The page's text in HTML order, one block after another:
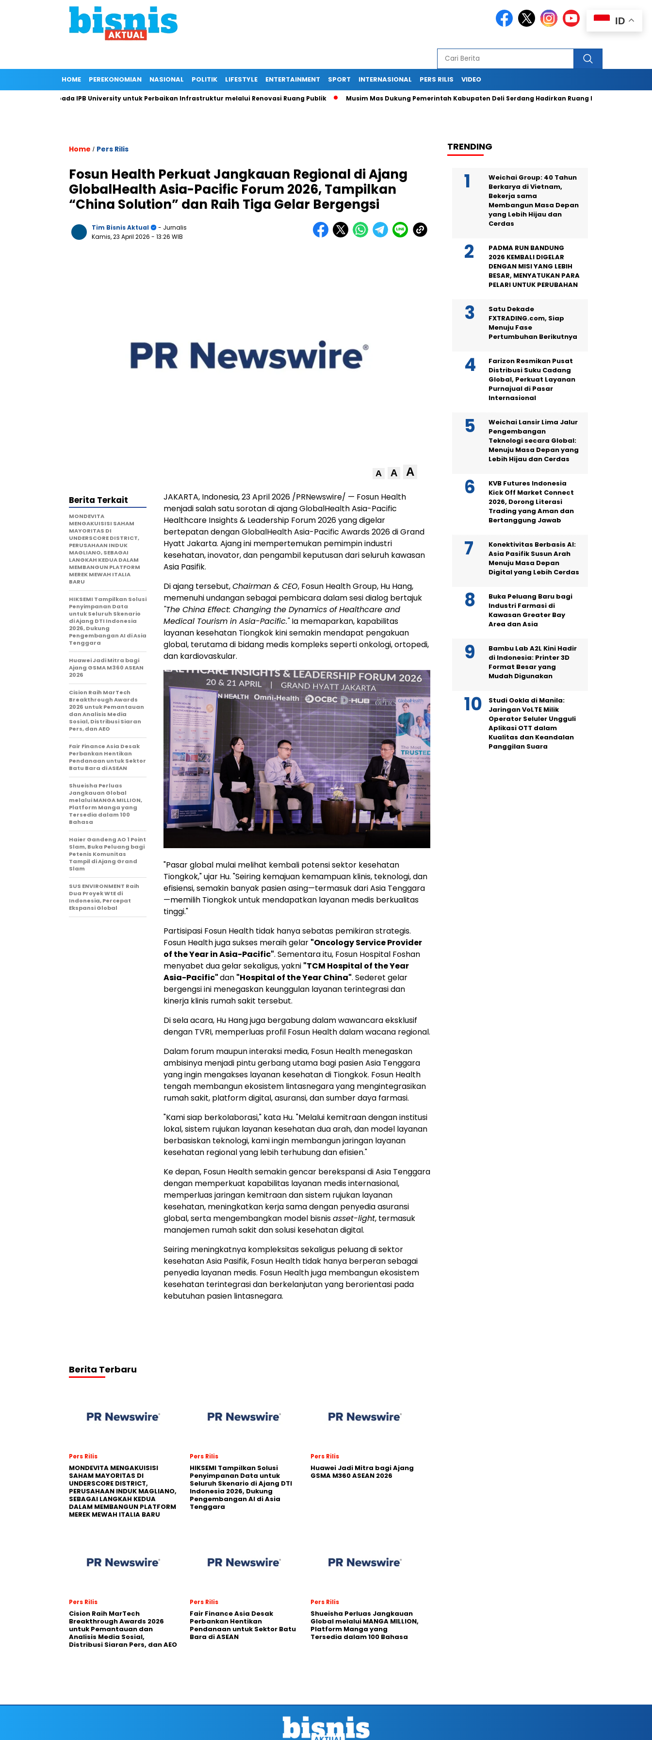
HOME PEREKONOMIAN NASIONAL POLITIK LIFESTYLE ENTERTAINMENT SPORT INTERNASIONAL PERS RILIS VIDEO
Kepada IPB University untuk Perbaikan Infrastruktur melalui Renovasi Ruang Publik Musim Mas Dukung Pemerintah Kabupaten Deli Serdang Hadirkan Ruang Publik Bersama melalui
Home / Pers Rilis
Fosun Health Perkuat Jangkauan Regional di Ajang
GlobalHealth Asia-Pacific Forum 2026, Tampilkan
“China Solution” dan Raih Tiga Gelar Bergengsi
Tim Bisnis Aktual
- Jurnalis
Kamis, 23 April 2026 - 13:26 WIB
A A A
JAKARTA, Indonesia,23 April 2026 /PRNewswire/ — Fosun Health
menjadi salah satu sorotan di ajang GlobalHealth Asia-Pacific
Healthcare Insights & Leadership Forum 2026 yang digelar
bertepatan dengan GlobalHealth Asia-Pacific Awards 2026 di Grand
Hyatt Jakarta. Ajang ini mempertemukan pemimpin industri
kesehatan, inovator, dan pengambil keputusan dari seluruh kawasan
Asia Pasifik.
Di ajang tersebut,Chairman & CEO, Fosun Health Group, Hu Hang,
memenuhi undangan sebagai pembicara dalam sesi dialog bertajuk
"The China Effect: Changing the Dynamics of Healthcare and
Medical Tourism in Asia-Pacific."Ia memaparkan, kapabilitas
layanan kesehatan Tiongkok kini semakin mendapat pengakuan
global, terutama di bidang medis kompleks seperti onkologi, ortopedi,
dan kardiovaskular.
"Pasar global mulai melihat kembali potensi sektor kesehatan
Tiongkok," ujar Hu. "Seiring kemajuan kemampuan klinis, teknologi, dan
efisiensi, semakin banyak pasien asing—termasuk dari Asia Tenggara
—memilih Tiongkok untuk mendapatkan layanan medis berkualitas
tinggi."
Partisipasi Fosun Health tidak hanya sebatas pemikiran strategis.
Fosun Health juga sukses meraih gelar "Oncology Service Provider
of the Year in Asia-Pacific". Sementara itu, Fosun Hospital Foshan
menyabet dua gelar sekaligus, yakni "TCM Hospital of the Year
Asia-Pacific"dan "Hospital of the Year China". Sederet gelar
bergengsi ini menegaskan keunggulan layanan terintegrasi dan
kinerja klinis rumah sakit tersebut.
Di sela acara, Hu Hang juga bergabung dalam wawancara eksklusif
dengan TVRI, memperluas profil Fosun Health dalam wacana regional.
Dalam forum maupun interaksi media, Fosun Health menegaskan
ambisinya menjadi pintu gerbang utama bagi pasien Asia Tenggara
yang ingin mengakses layanan kesehatan di Tiongkok. Fosun Health
tengah membangun ekosistem lintasnegara yang mengintegrasikan
rumah sakit, platform digital, asuransi, dan sumber daya farmasi.
"Kami siap berkolaborasi," kata Hu. "Melalui kemitraan dengan institusi
lokal, sistem rujukan layanan kesehatan dua arah, dan model layanan
berbasiskan teknologi, kami ingin membangun jaringan layanan
kesehatan regional yang lebih terhubung dan efisien."
Ke depan, Fosun Health semakin gencar berekspansi di Asia Tenggara
dengan memperkuat kapabilitas layanan medis internasional,
memperluas jaringan kemitraan dan sistem rujukan layanan
kesehatan, meningkatkan kerja sama dengan penyedia asuransi
global, serta mengembangkan model bisnisasset-light, termasuk
manajemen rumah sakit dan solusi kesehatan digital.
Seiring meningkatnya kompleksitas sekaligus peluang di sektor
kesehatan Asia Pasifik, Fosun Health tidak hanya berperan sebagai
penyedia layanan medis. Fosun Health juga membangun ekosistem
kesehatan terintegrasi dan berkelanjutan yang berorientasi pada
kebutuhan pasien lintasnegara.
Berita Terkait
MONDEVITA
MENGAKUISISI SAHAM
MAYORITAS DI
UNDERSCORE DISTRICT,
PERUSAHAAN INDUK
MAGLIANO, SEBAGAI
LANGKAH KEDUA DALAM
MEMBANGUN PLATFORM
MEREK MEWAH ITALIA
BARU
HIKSEMI Tampilkan Solusi
Penyimpanan Data
untuk Seluruh Skenario
di Ajang DTI Indonesia
2026, Dukung
Pengembangan AI di Asia
Tenggara
Huawei Jadi Mitra bagi
Ajang GSMA M360 ASEAN
2026
Cision Raih MarTech
Breakthrough Awards
2026 untuk Pemantauan
dan Analisis Media
Sosial, Distribusi Siaran
Pers, dan AEO
Fair Finance Asia Desak
Perbankan Hentikan
Pendanaan untuk Sektor
Batu Bara di ASEAN
Shueisha Perluas
Jangkauan Global
melalui MANGA MILLION,
Platform Manga yang
Tersedia dalam 100
Bahasa
Haier Gandeng AO 1 Point
Slam, Buka Peluang bagi
Petenis Komunitas
Tampil di Ajang Grand
Slam
SUS ENVIRONMENT Raih
Dua Proyek WtE di
Indonesia, Percepat
Ekspansi Global
Berita Terbaru
Pers Rilis
MONDEVITA MENGAKUISISI
SAHAM MAYORITAS DI
UNDERSCORE DISTRICT,
PERUSAHAAN INDUK MAGLIANO,
SEBAGAI LANGKAH KEDUA
DALAM MEMBANGUN PLATFORM
MEREK MEWAH ITALIA BARU
Pers Rilis
HIKSEMI Tampilkan Solusi
Penyimpanan Data untuk
Seluruh Skenario di Ajang DTI
Indonesia 2026, Dukung
Pengembangan AI di Asia
Tenggara
Pers Rilis
Huawei Jadi Mitra bagi Ajang
GSMA M360 ASEAN 2026
Pers Rilis
Cision Raih MarTech
Breakthrough Awards 2026
untuk Pemantauan dan
Analisis Media Sosial,
Distribusi Siaran Pers, dan AEO
Pers Rilis
Fair Finance Asia Desak
Perbankan Hentikan
Pendanaan untuk Sektor Batu
Bara di ASEAN
Pers Rilis
Shueisha Perluas Jangkauan
Global melalui MANGA MILLION,
Platform Manga yang
Tersedia dalam 100 Bahasa
TRENDING
Weichai Group: 40 Tahun
Berkarya di Vietnam,
Bekerja sama
Membangun Masa Depan
yang Lebih Hijau dan
Cerdas
PADMA RUN BANDUNG
2026 KEMBALI DIGELAR
DENGAN MISI YANG LEBIH
BESAR, MENYATUKAN PARA
PELARI UNTUK PERUBAHAN
Satu Dekade
FXTRADING.com, Siap
Menuju Fase
Pertumbuhan Berikutnya
Farizon Resmikan Pusat
Distribusi Suku Cadang
Global, Perkuat Layanan
Purnajual di Pasar
Internasional
Weichai Lansir Lima Jalur
Pengembangan
Teknologi secara Global:
Menuju Masa Depan yang
Lebih Hijau dan Cerdas
KVB Futures Indonesia
Kick Off Market Connect
2026, Dorong Literasi
Trading yang Aman dan
Bertanggung Jawab
Konektivitas Berbasis AI:
Asia Pasifik Susun Arah
Menuju Masa Depan
Digital yang Lebih Cerdas
Buka Peluang Baru bagi
Industri Farmasi di
Kawasan Greater Bay
Area dan Asia
Bambu Lab A2L Kini Hadir
di Indonesia: Printer 3D
Format Besar yang
Mudah Digunakan
Studi Ookla di Manila:
Jaringan VoLTE Milik
Operator Seluler Ungguli
Aplikasi OTT dalam
Kualitas dan Keandalan
Panggilan Suara
ID